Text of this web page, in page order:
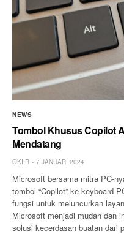
NEWS
Tombol Khusus Copilot
Mendatang
OKI R 7 JANUARI 2024
Microsoft bersama mitra PC-
tombol “Copilot” ke keyboard
fungsi untuk meluncurkan
Microsoft menjadi mudah dan
solusi kecerdasan buatan dari